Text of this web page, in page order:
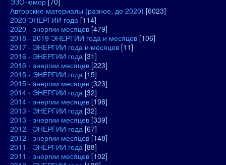
Авторские материалы (разное, до 2020) [6023]
2020 ЭНЕРГИИ года [114]
2020 - энергии месяцев [479]
2018 - 2019 ЭНЕРГИИ года и месяцев [106]
2017 - ЭНЕРГИИ года и месяцев [11]
2016 - ЭНЕРГИИ года [31]
2016 - энергии месяцев [223]
2015 - ЭНЕРГИИ года [15]
2015 - энергии месяцев [323]
2014 - ЭНЕРГИИ года [32]
2014 - энергии месяцев [198]
2013 - ЭНЕРГИИ года [32]
2013 - энергии месяцев [339]
2012 - ЭНЕРГИИ года [67]
2012 - энергии месяцев [148]
2011 - ЭНЕРГИИ года [88]
2011 - энергии месяцев [102]